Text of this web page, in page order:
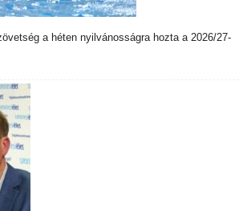
a héten nyilvánosságra hozta a 2026/27-